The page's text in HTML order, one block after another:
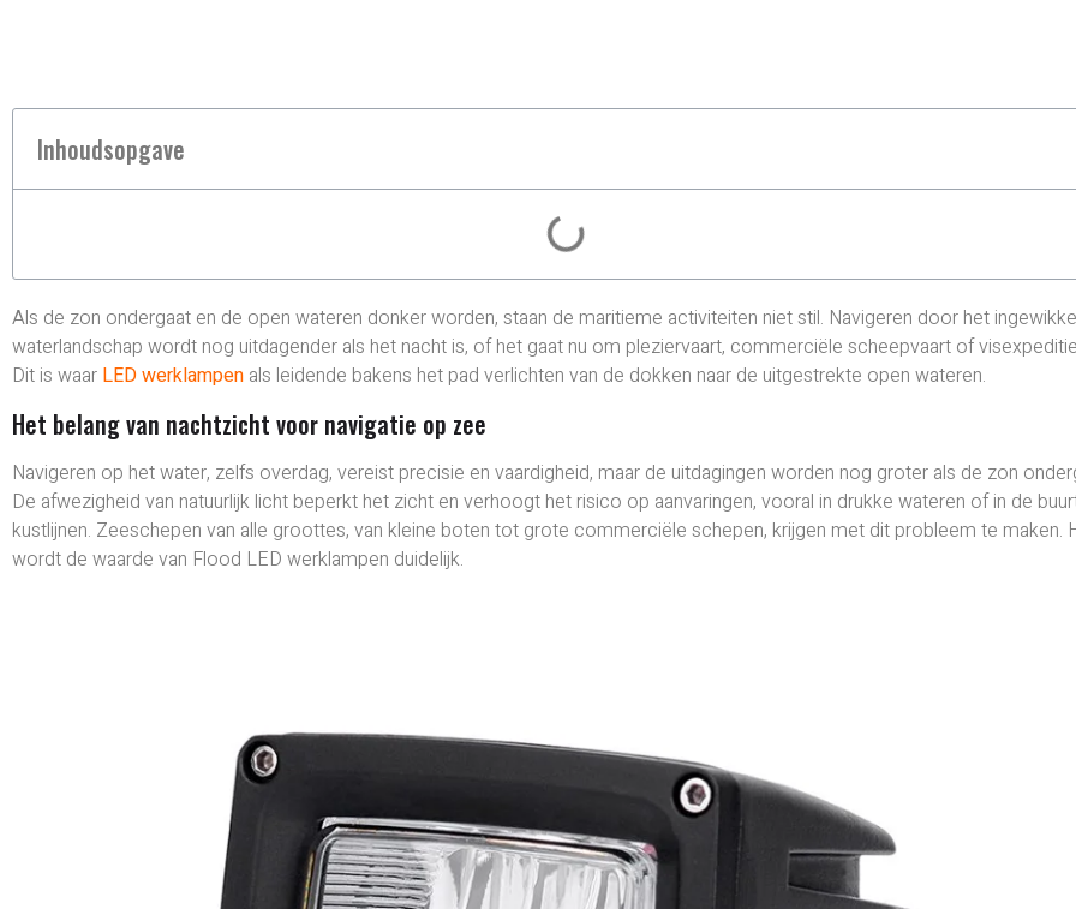
Inhoudsopgave
Als de zon ondergaat en de open wateren donker worden, staan de maritieme activiteiten niet stil. Navigeren door het
waterlandschap wordt nog uitdagender als het nacht is, of het gaat nu om pleziervaart, commerciële scheepvaart of
Dit is waar LED werklampen als leidende bakens het pad verlichten van de dokken naar de uitgestrekte open wateren.
Het belang van nachtzicht voor navigatie op zee
Navigeren op het water, zelfs overdag, vereist precisie en vaardigheid, maar de uitdagingen worden nog groter als de zon
De afwezigheid van natuurlijk licht beperkt het zicht en verhoogt het risico op aanvaringen, vooral in drukke wateren of in de
kustlijnen. Zeeschepen van alle groottes, van kleine boten tot grote commerciële schepen, krijgen met dit probleem te maken.
wordt de waarde van Flood LED werklampen duidelijk.